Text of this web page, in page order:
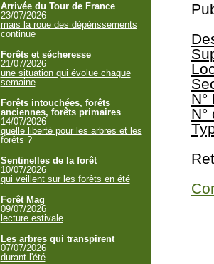
N°
N°
Arrivée du Tour de France
23/07/2026
mais la roue des dépérissements
continue
Forêts et sécheresse
21/07/2026
une situation qui évolue chaque
semaine
Forêts intouchées, forêts
anciennes, forêts primaires
14/07/2026
quelle liberté pour les arbres et les
forêts ?
Sentinelles de la forêt
10/07/2026
qui veillent sur les forêts en été
Forêt Mag
09/07/2026
lecture estivale
Les arbres qui transpirent
07/07/2026
durant l'été